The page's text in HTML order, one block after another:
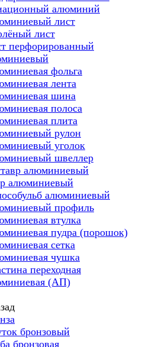
алюминий
лист
лист
перфорированный
фольга
лента
шина
полоса
плита
рулон
уголок
швеллер
алюминиевый
алюминиевый
алюминиевый
профиль
втулка
пудра (порошок)
сетка
чушка
переходная
(АП)
бронзовый
бронзовая